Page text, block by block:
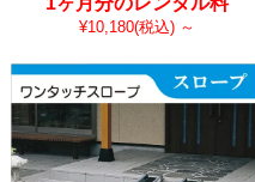
¥10,180(税込) ～